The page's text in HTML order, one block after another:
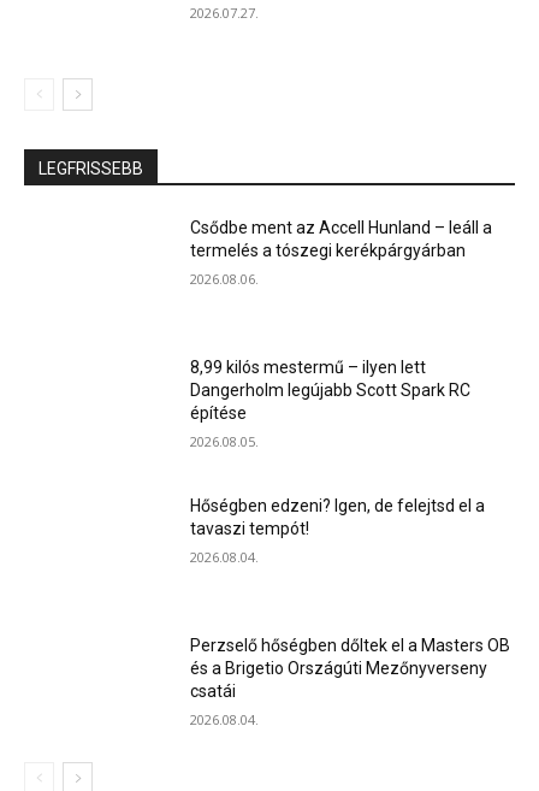
2026.07.27.
LEGFRISSEBB
Csődbe ment az Accell Hunland – leáll a
termelés a tószegi kerékpárgyárban
2026.08.06.
8,99 kilós mestermű – ilyen lett
Dangerholm legújabb Scott Spark RC
építése
2026.08.05.
Hőségben edzeni? Igen, de felejtsd el a
tavaszi tempót!
2026.08.04.
Perzselő hőségben dőltek el a Masters OB
és a Brigetio Országúti Mezőnyverseny
csatái
2026.08.04.